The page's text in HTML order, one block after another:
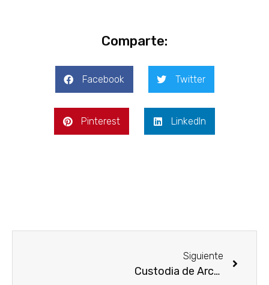
Comparte:
Facebook Twitter
Pinterest LinkedIn
Siguiente
Custodia de Archivos y Documentación: Seguridad y Accesibilidad